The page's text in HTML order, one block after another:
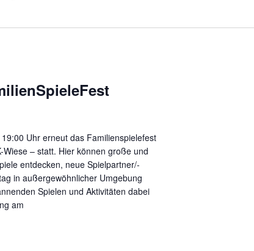
Uhr erneut das Familienspielefest
– statt. Hier können große und
entdecken, neue Spielpartner/-
in außergewöhnlicher Umgebung
Spielen und Aktivitäten dabei
am